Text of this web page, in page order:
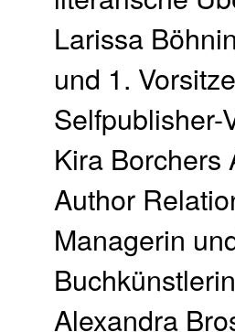
Larissa
und 1.
Selfpublisher-
Kira Borchers
Author
Managerin
Alexandra